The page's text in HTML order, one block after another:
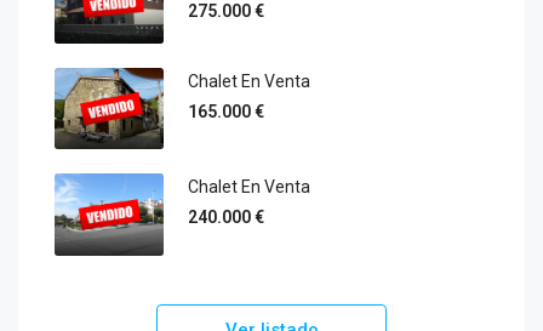
275.000 €
Chalet En Venta
165.000 €
Chalet En Venta
240.000 €